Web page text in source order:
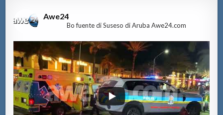
Awe24
Bo fuente di Suseso di Aruba Awe24.com